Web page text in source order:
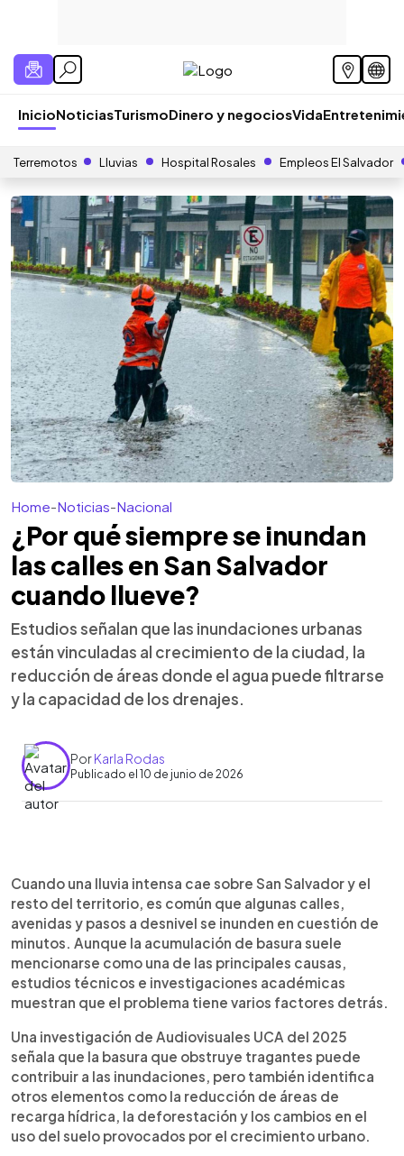
InicioNoticiasTurismoDinero y negociosVida
Terremotos Lluvias Hospital Rosales Empleos El Salvador
Home-Noticias-Nacional
¿Por qué siempre se inundan
las calles en San Salvador
cuando llueve?
Estudios señalan que las inundaciones urbanas
están vinculadas al crecimiento de la ciudad, la
reducción de áreas donde el agua puede filtrarse
y la capacidad de los drenajes.
PorKarla Rodas
Publicado el 10 de junio de 2026
► Escuchar artículo
Las inundaciones recurrentes en San Salvador no
se explican únicamente por la acumulación de
basura. Investigaciones de Audiovisuales UCA y
estudios técnicos del SNET y de IPGARAMSS
señalan que factores como la urbanización, la
reducción de áreas de infiltración, la
impermeabilización del suelo y la capacidad de
los sistemas de drenaje influyen en el problema.
Los documentos indican que el crecimiento de la
ciudad ha reducido espacios donde el agua lluvia
podía filtrarse naturalmente, aumentando la
escorrentía superficial. Además, la normativa
metropolitana reconoce la importancia de
proteger áreas de recarga hídrica y promover
medidas que favorezcan la infiltración del agua.
Cuando una lluvia intensa cae sobre San Salvador y el
resto del territorio, es común que algunas calles,
avenidas y pasos a desnivel se inunden en cuestión de
minutos. Aunque la acumulación de basura suele
mencionarse como una de las principales causas,
estudios técnicos e investigaciones académicas
muestran que el problema tiene varios factores detrás.
Una investigación de Audiovisuales UCA del 2025
señala que la basura que obstruye tragantes puede
contribuir a las inundaciones, pero también identifica
otros elementos como la reducción de áreas de
recarga hídrica, la deforestación y los cambios en el
uso del suelo provocados por el crecimiento urbano.